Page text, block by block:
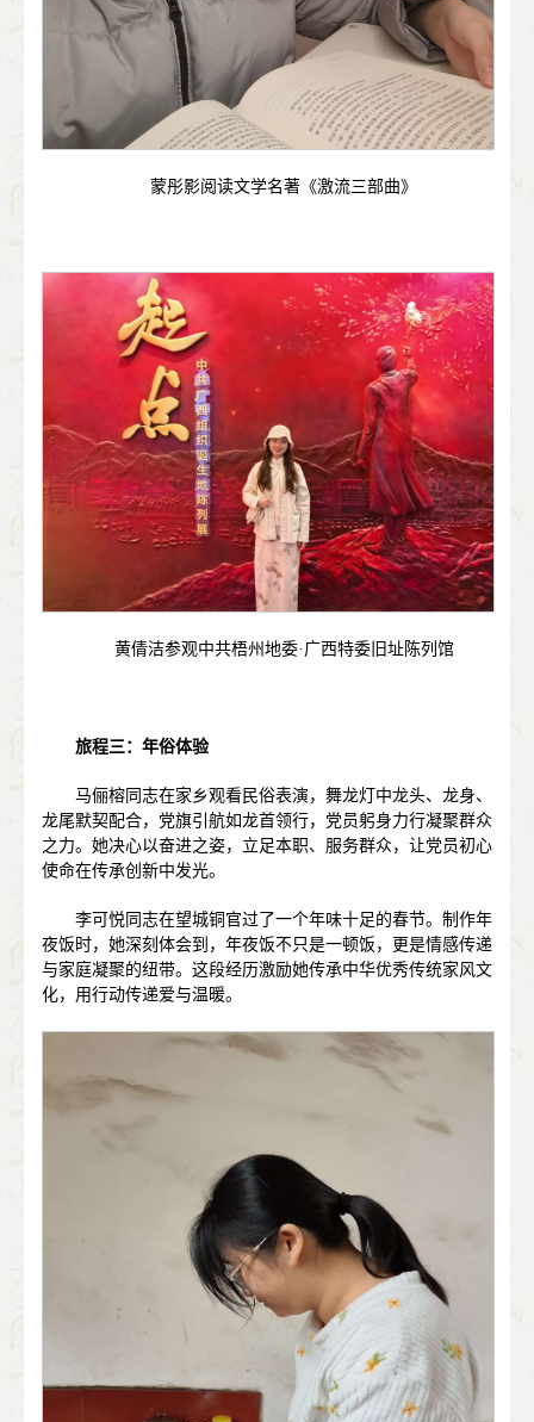
蒙彤影阅读文学名著《激流三部曲》
黄倩洁参观中共梧州地委·广西特委旧址陈列馆
旅程三：年俗体验
马俪榕同志在家乡观看民俗表演，舞龙灯中龙头、龙身、
龙尾默契配合，党旗引航如龙首领行，党员躬身力行凝聚群众
之力。她决心以奋进之姿，立足本职、服务群众，让党员初心
使命在传承创新中发光。
李可悦同志在望城铜官过了一个年味十足的春节。制作年
夜饭时，她深刻体会到，年夜饭不只是一顿饭，更是情感传递
与家庭凝聚的纽带。这段经历激励她传承中华优秀传统家风文
化，用行动传递爱与温暖。